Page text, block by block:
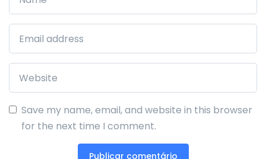
Save my name, email, and website in this browser
for the next time I comment.